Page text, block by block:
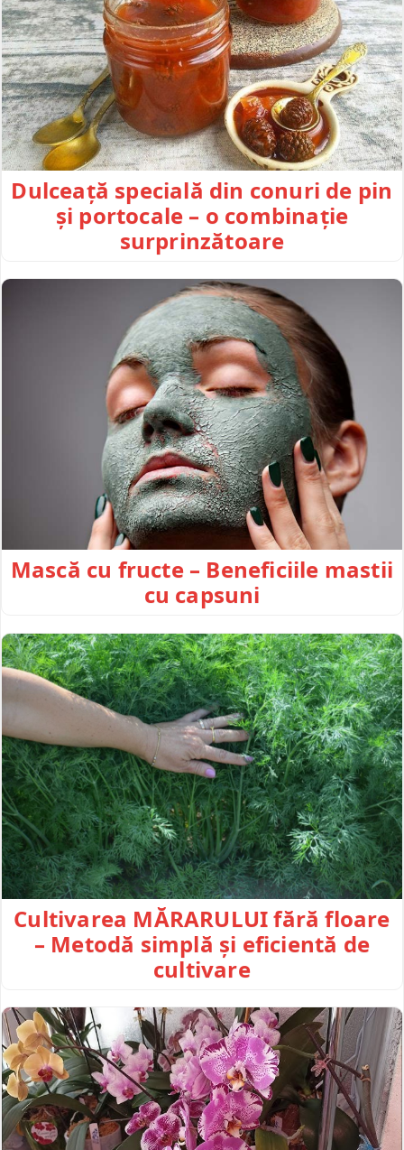
Dulceață specială din conuri de pin
și portocale – o combinație
surprinzătoare
Mască cu fructe – Beneficiile mastii
cu capsuni
Cultivarea MĂRARULUI fără floare
– Metodă simplă și eficientă de
cultivare